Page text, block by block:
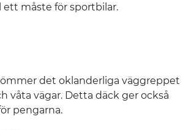
måste för sportbilar.
det oklanderliga väggreppet
våta vägar. Detta däck ger också
pengarna.